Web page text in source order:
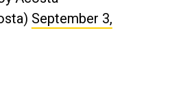
September 3,